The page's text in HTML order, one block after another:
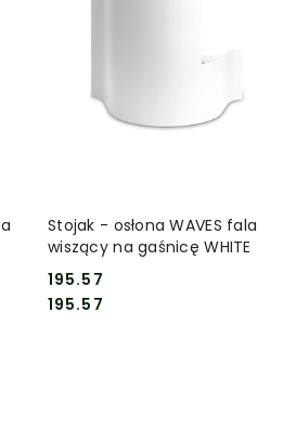
Stojak - osłona WAVES fala
wiszący na gaśnicę WHITE
Cena:
195.57
Cena:
195.57
DO KOSZYKA